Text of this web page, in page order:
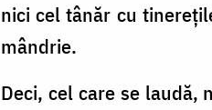
nici cel tânăr cu
mândrie.
Deci, cel care se laudă,